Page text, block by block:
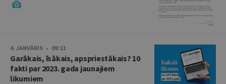
4. JANVĀRIS • 09:11
Garākais, īsākais, apspriestākais? 10
fakti par 2023. gada jaunajiem
likumiem